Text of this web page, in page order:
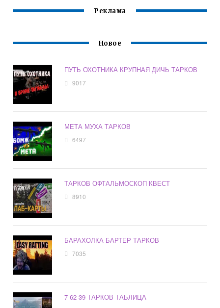
Реклама
Новое
ПУТЬ ОХОТНИКА КРУПНАЯ ДИЧЬ ТАРКОВ
9017
МЕТА МУХА ТАРКОВ
6497
ТАРКОВ ОФТАЛЬМОСКОП КВЕСТ
8910
БАРАХОЛКА БАРТЕР ТАРКОВ
7035
7 62 39 ТАРКОВ ТАБЛИЦА